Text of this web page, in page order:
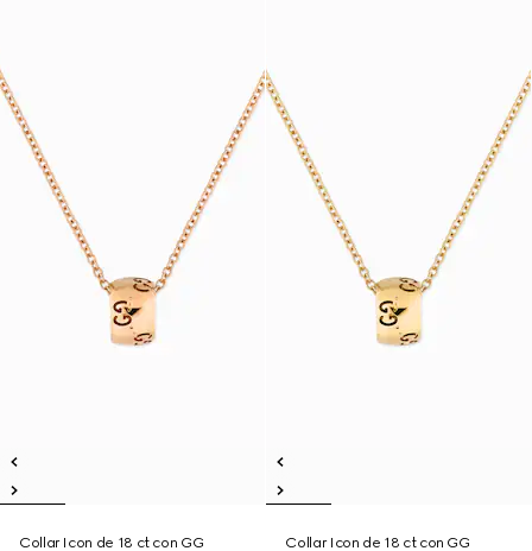
Collar Icon de 18 ct con GG
Collar Icon de 18 ct con GG